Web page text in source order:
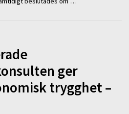
ger
trygghet –